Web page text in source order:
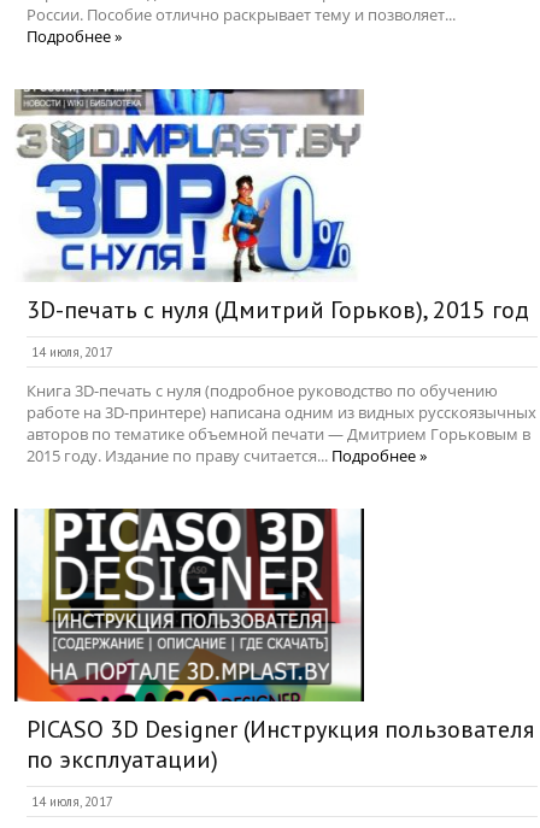
России. Пособие отлично раскрывает тему и позволяет...
Подробнее »
3D-печать с нуля (Дмитрий Горьков), 2015 год
14 июля, 2017
Книга 3D-печать с нуля (подробное руководство по обучению
работе на 3D-принтере) написана одним из видных русскоязычных
авторов по тематике объемной печати — Дмитрием Горьковым в
2015 году. Издание по праву считается... Подробнее »
PICASO 3D Designer (Инструкция пользователя
по эксплуатации)
14 июля, 2017